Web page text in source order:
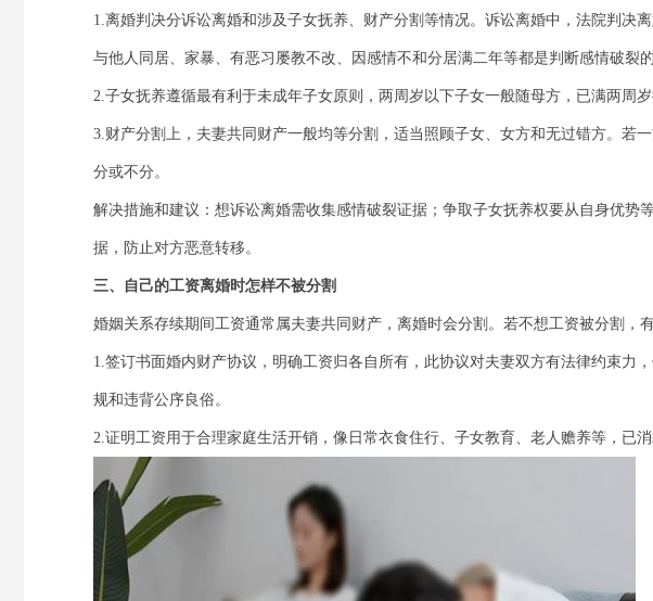
1.离婚判决分诉讼离婚和涉及子女抚养、财产分割等情况。诉讼离婚中，法院判决
与他人同居、家暴、有恶习屡教不改、因感情不和分居满二年等都是判断感情破裂
2.子女抚养遵循最有利于未成年子女原则，两周岁以下子女一般随母方，已满两周
3.财产分割上，夫妻共同财产一般均等分割，适当照顾子女、女方和无过错方。若
分或不分。
解决措施和建议：想诉讼离婚需收集感情破裂证据；争取子女抚养权要从自身优势
据，防止对方恶意转移。
三、自己的工资离婚时怎样不被分割
婚姻关系存续期间工资通常属夫妻共同财产，离婚时会分割。若不想工资被分割，有
1.签订书面婚内财产协议，明确工资归各自所有，此协议对夫妻双方有法律约束力
规和违背公序良俗。
2.证明工资用于合理家庭生活开销，像日常衣食住行、子女教育、老人赡养等，已